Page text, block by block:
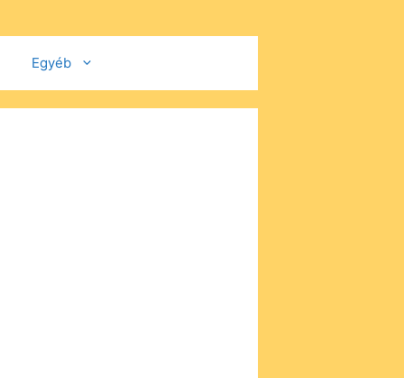
Egyéb